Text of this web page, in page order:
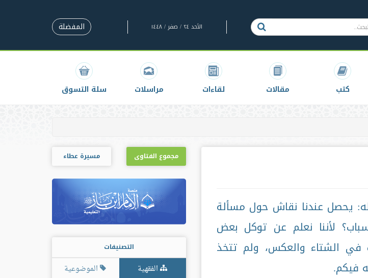
الأحد ٢٤ / صفر / ١٤٤٨ المفضلة
كتب مقالات لقاءات مراسلات سلة التسوق
يحصل عندنا نقاش حول مسألة
لأننا نعلم عن توكل بعض
في الشتاء والعكس، ولم تتخذ
فيكم.
مجموع الفتاوى مسيرة عطاء
التصنيفات
الفقهية
الموضوعية